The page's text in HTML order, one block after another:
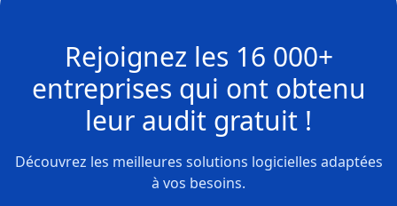
Rejoignez les 16 000+
entreprises qui ont obtenu
leur audit gratuit !
Découvrez les meilleures solutions logicielles adaptées
à vos besoins.